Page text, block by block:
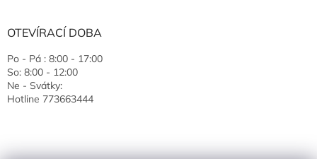
OTEVÍRACÍ DOBA
Po - Pá : 8:00 - 17:00
So: 8:00 - 12:00
Ne - Svátky:
Hotline 773663444